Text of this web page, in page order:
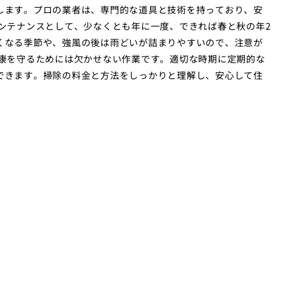
す。プロの業者は、専門的な道具と技術を持っており、安
ナンスとして、少なくとも年に一度、できれば春と秋の年2
る季節や、強風の後は雨どいが詰まりやすいので、注意が
守るためには欠かせない作業です。適切な時期に定期的な
ます。掃除の料金と方法をしっかりと理解し、安心して住